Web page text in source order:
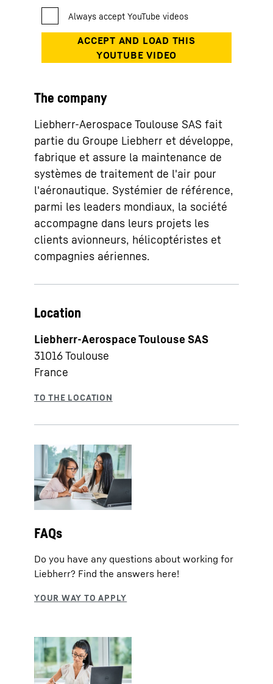
The company
Liebherr-Aerospace Toulouse SAS fait
partie du Groupe Liebherr et développe,
fabrique et assure la maintenance de
systèmes de traitement de l'air pour
l'aéronautique. Systémier de référence,
parmi les leaders mondiaux, la société
accompagne dans leurs projets les
clients avionneurs, hélicoptéristes et
compagnies aériennes.
Location
Liebherr-Aerospace Toulouse SAS
31016Toulouse
France
FAQs
Do you have any questions about working for
Liebherr? Find the answers here!